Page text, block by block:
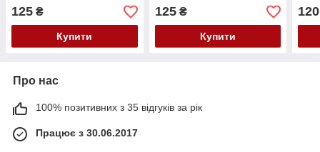
125 ₴
Купити
125₴
Купити
120
Про нас
100% позитивних з 35 відгуків за рік
Працює з 30.06.2017